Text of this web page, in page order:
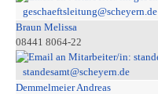
geschaeftsleitung@scheyern.de
Braun Melissa
08441 8064-22
standesamt@scheyern.de
Demmelmeier Andreas